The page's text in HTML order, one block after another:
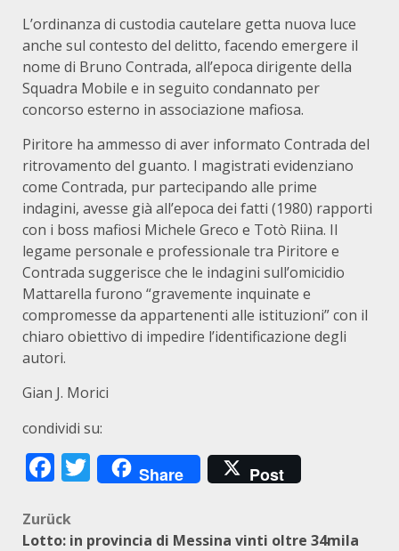
L’ordinanza di custodia cautelare getta nuova luce
anche sul contesto del delitto, facendo emergere il
nome di Bruno Contrada, all’epoca dirigente della
Squadra Mobile e in seguito condannato per
concorso esterno in associazione mafiosa.
Piritore ha ammesso di aver informato Contrada del
ritrovamento del guanto. I magistrati evidenziano
come Contrada, pur partecipando alle prime
indagini, avesse già all’epoca dei fatti (1980) rapporti
con i boss mafiosi Michele Greco e Totò Riina. Il
legame personale e professionale tra Piritore e
Contrada suggerisce che le indagini sull’omicidio
Mattarella furono “gravemente inquinate e
compromesse da appartenenti alle istituzioni” con il
chiaro obiettivo di impedire l’identificazione degli
autori.
Gian J. Morici
condividi su:
Facebook
Twitter
Share Post
Beitragsnavigation
Zurück
Lotto: in provincia di Messina vinti oltre 34mila